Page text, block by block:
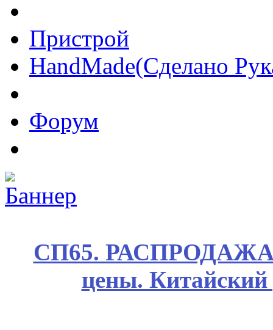
Пристрой
HandMade(Сделано
Форум
СП65. РАСПРОДАЖА!
цены.